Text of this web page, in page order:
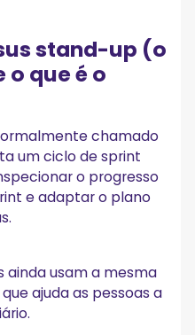
stand-up (o
o que é o
chamado
um ciclo de sprint
o progresso
e adaptar o plano
ainda usam a mesma
ajuda as pessoas a